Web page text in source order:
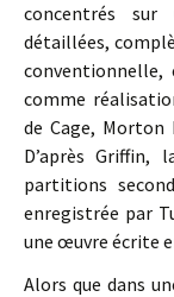
concentrés sur
détaillées,
conventionnelle,
comme
de Cage,
D’après Griffin,
partitions
enregistrée par
une œuvre écrite
Alors que dans